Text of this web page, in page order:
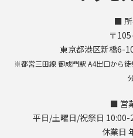
■ 所
〒
東京都港区新橋6-
※都営三田線 御成門駅 A4出口から
■ 営
平日/土曜日/祝祭日
休業日